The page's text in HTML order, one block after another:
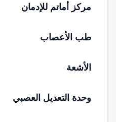
مركز أماتم للإدمان
طب الأعصاب
الأشعة
وحدة التعديل العصبي